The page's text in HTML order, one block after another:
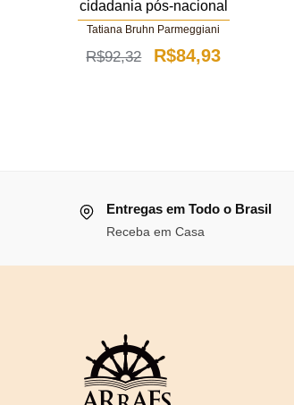
cidadania pós-nacional
Tatiana Bruhn Parmeggiani
R$92,32
O
R$84,93O
Entregas em Todo o Brasil
Receba em Casa